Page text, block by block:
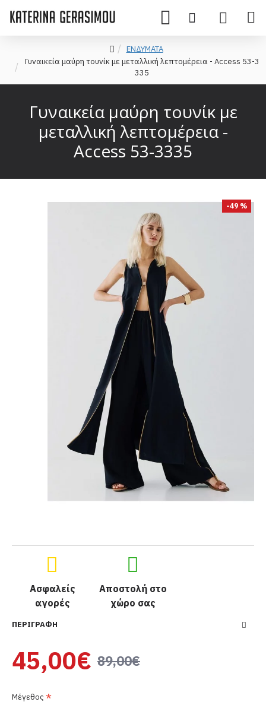
ΕΝΔΥΜΑΤΑ
Γυναικεία μαύρη τουνίκ με μεταλλική λεπτομέρεια - Access 53-3
335
Γυναικεία μαύρη τουνίκ με
μεταλλική λεπτομέρεια -
Access 53-3335
-49 %
Ασφαλείς
αγορές
Αποστολή στο
χώρο σας
ΠΕΡΙΓΡΑΦΉ
45,00€ 89,00€
Μέγεθος